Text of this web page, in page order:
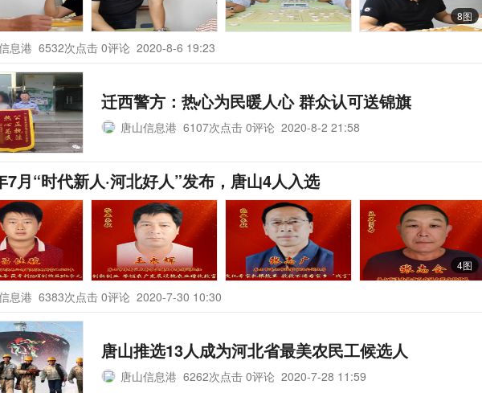
8图
息港 6532次点击 0评论 2020-8-6 19:23
迁西警方：热心为民暖人心 群众认可送锦旗
唐山信息港 6107次点击 0评论 2020-8-2 21:58
7月“时代新人·河北好人”发布，唐山4人入选
4图
息港 6383次点击 0评论 2020-7-30 10:30
唐山推选13人成为河北省最美农民工候选人
唐山信息港 6262次点击 0评论 2020-7-28 11:59